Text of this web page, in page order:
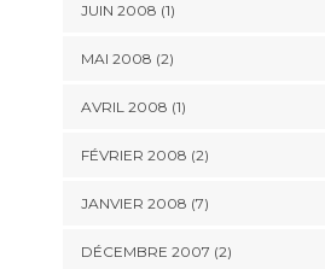
JUIN 2008 (1)
MAI 2008 (2)
AVRIL 2008 (1)
FÉVRIER 2008 (2)
JANVIER 2008 (7)
DÉCEMBRE 2007 (2)